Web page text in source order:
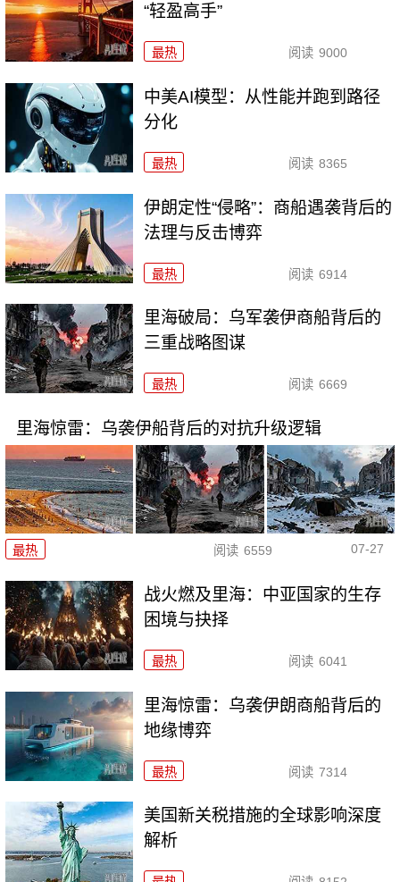
“轻盈高手”
最热 阅读 9000
中美AI模型：从性能并跑到路径
分化
最热 阅读 8365
伊朗定性“侵略”：商船遇袭背后的
法理与反击博弈
最热 阅读 6914
里海破局：乌军袭伊商船背后的
三重战略图谋
最热 阅读 6669
里海惊雷：乌袭伊船背后的对抗升级逻辑
最热 阅读 6559 07-27
战火燃及里海：中亚国家的生存
困境与抉择
最热 阅读 6041
里海惊雷：乌袭伊朗商船背后的
地缘博弈
最热 阅读 7314
美国新关税措施的全球影响深度
解析